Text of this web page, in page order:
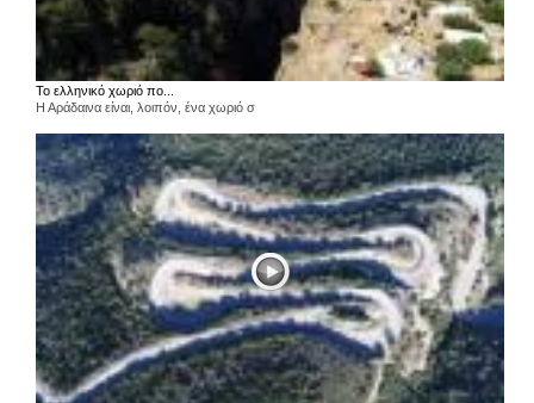
Το ελληνικό χωριό πο...
Η Αράδαινα είναι, λοιπόν, ένα χωριό σ